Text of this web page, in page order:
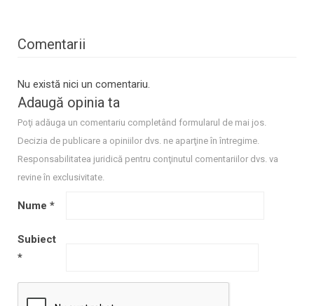
Comentarii
Nu există nici un comentariu.
Adaugă opinia ta
Poţi adăuga un comentariu completând formularul de mai jos.
Decizia de publicare a opiniilor dvs. ne aparţine în întregime.
Responsabilitatea juridică pentru conţinutul comentariilor dvs. va
revine în exclusivitate.
Nume *
Subiect
*